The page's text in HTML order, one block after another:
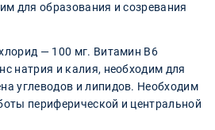
для образования и созревания
— 100 мг. Витамин В6
натрия и калия, необходим для
углеводов и липидов. Необходим
периферической и центральной